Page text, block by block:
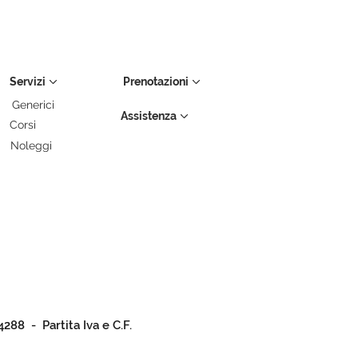
Servizi
Generici
Corsi
Noleggi
Prenotazioni
Assistenza
- Partita Iva e C.F.